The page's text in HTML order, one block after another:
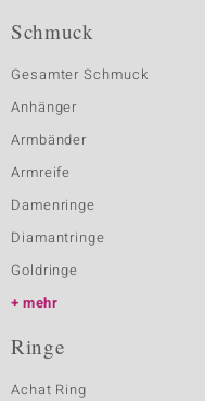
Schmuck
Gesamter Schmuck
Anhänger
Armbänder
Armreife
Damenringe
Diamantringe
Goldringe
mehr
Ringe
Achat Ring